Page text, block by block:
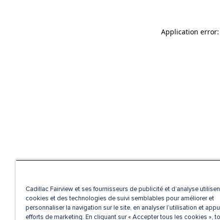
Application
Cadillac Fairview et ses fournisseurs de publicité et d’analyse
cookies et des technologies de suivi semblables pour améliorer et
personnaliser la navigation sur le site, en analyser l’utilisation et
efforts de marketing. En cliquant sur « Accepter tous les cookies »,